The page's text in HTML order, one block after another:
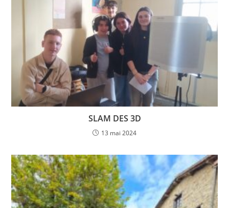
SLAM DES 3D
13 mai 2024